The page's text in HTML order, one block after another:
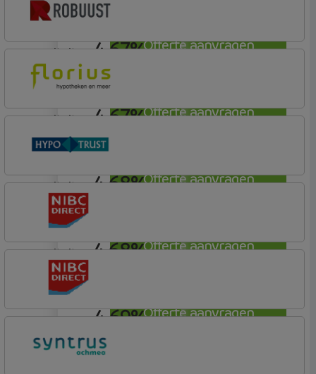
Offerte aanvragen
4,67%
Offerte aanvragen
Tulp Compleet Hypotheken
annuiteit
4,67%
Offerte aanvragen
Robuust Hypotheken
annuiteit
4,68%
Offerte aanvragen
Profijt drie + drie
annuiteit
4,68%
Offerte aanvragen
Conneqt vh HypoTrust
Elan Plus
annuiteit
4,69%
NIBC Direct
annuiteit
NIBC Direct Extra